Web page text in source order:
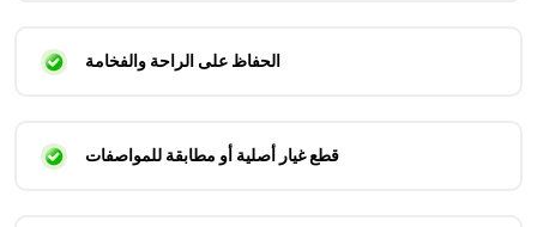
الحفاظ على الراحة والفخامة
قطع غيار أصلية أو مطابقة للمواصفات